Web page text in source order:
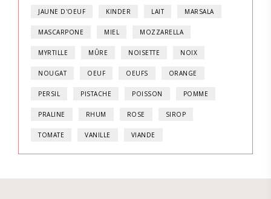
JAUNE D'OEUF KINDER LAIT MARSALA
MASCARPONE MIEL MOZZARELLA
MYRTILLE MÛRE NOISETTE NOIX
NOUGAT OEUF OEUFS ORANGE
PERSIL PISTACHE POISSON POMME
PRALINE RHUM ROSE SIROP
TOMATE VANILLE VIANDE